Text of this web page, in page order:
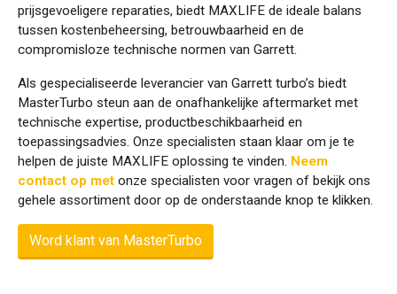
prijsgevoeligere reparaties, biedt MAXLIFE de ideale balans
tussen kostenbeheersing, betrouwbaarheid en de
compromisloze technische normen van Garrett.
Als gespecialiseerde leverancier van Garrett turbo’s biedt
MasterTurbo steun aan de onafhankelijke aftermarket met
technische expertise, productbeschikbaarheid en
toepassingsadvies. Onze specialisten staan klaar om je te
helpen de juiste MAXLIFE oplossing te vinden. Neem
contact op met onze specialisten voor vragen of bekijk ons
gehele assortiment door op de onderstaande knop te klikken.
Word klant van MasterTurbo